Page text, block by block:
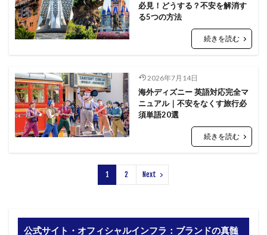
必見！どうする？不安を解消す
る5つの方法
続きを読む
2026年7月14日
海外ディズニー 英語対応完全マ
ニュアル｜不安をなくす旅行必
須単語20選
続きを読む
1 2 Next
公式サイト・オフィシャルインフラ：ブランドの真髄